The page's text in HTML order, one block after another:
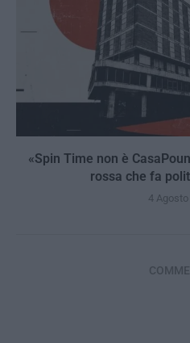
«Spin Time non è
rossa che fa
4